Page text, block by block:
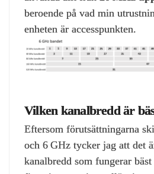
beroende på vad min
enheten är accesspunkten.
Vilken kanalbredd är
Eftersom förutsättningarna
och 6 GHz tycker jag att det
kanalbredd som fungerar